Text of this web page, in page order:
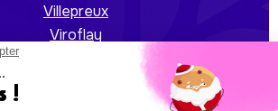
Villepreux
Viroflay
Voisins-le-Bretonneux